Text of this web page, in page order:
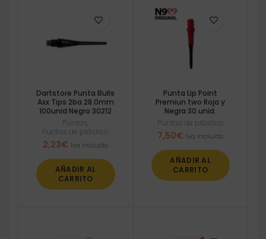
Dartstore Punta Bulls
Axx Tips 2ba 28.0mm
100unid Negro 30212
Puntas
Puntas de plástico
2,23€ Iva incluido
AÑADIR AL
CARRITO
Punta Lip Point
Premiun two Roja y
Negra 30 unid.
Puntas de plástico
7,50€ Iva incluido
AÑADIR AL
CARRITO